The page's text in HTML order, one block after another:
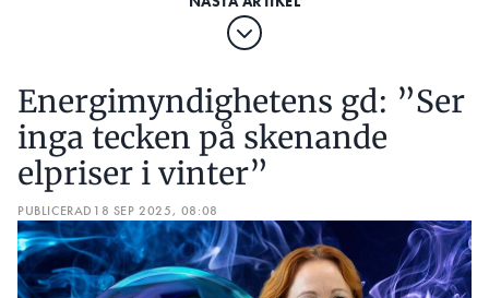
Energimyndighetens gd: ”Ser
inga tecken på skenande
elpriser i vinter”
PUBLICERAD 18 SEP 2025, 08:08